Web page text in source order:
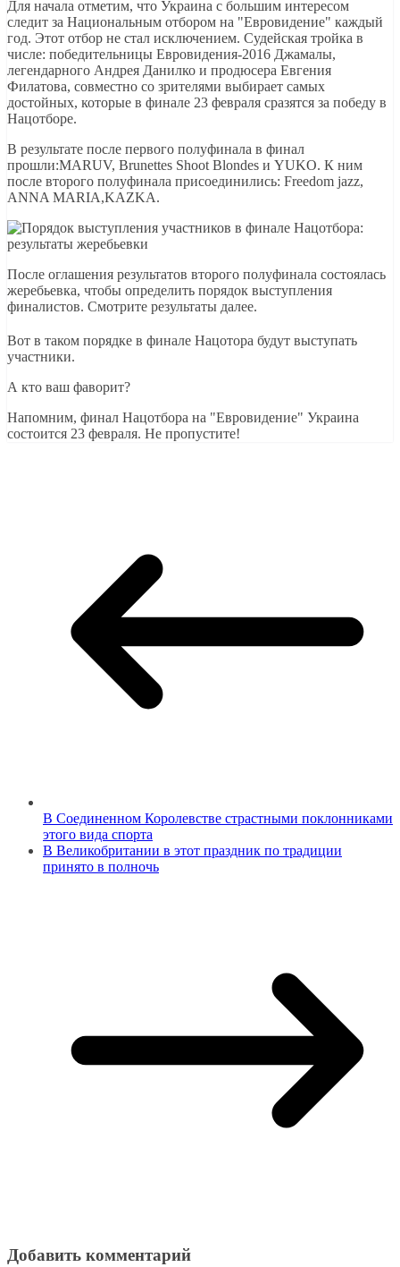
Для начала отметим, что Украина с большим интересом
следит за Национальным отбором на "Евровидение" каждый
год. Этот отбор не стал исключением. Судейская тройка в
числе: победительницы Евровидения-2016 Джамалы,
легендарного Андрея Данилко и продюсера Евгения
Филатова, совместно со зрителями выбирает самых
достойных, которые в финале 23 февраля сразятся за победу в
Нацотборе.
В результате после первого полуфинала в финал
прошли:MARUV, Brunettes Shoot Blondes и YUKO. К ним
после второго полуфинала присоединились: Freedom jazz,
ANNA MARIA,KAZKA.
После оглашения результатов второго полуфинала состоялась
жеребьевка, чтобы определить порядок выступления
финалистов. Смотрите результаты далее.
Вот в таком порядке в финале Нацотора будут выступать
участники.
А кто ваш фаворит?
Напомним, финал Нацотбора на "Евровидение" Украина
состоится 23 февраля. Не пропустите!
В Соединенном Королевстве страстными поклонниками
этого вида спорта
В Великобритании в этот праздник по традиции
принято в полночь
Добавить комментарий